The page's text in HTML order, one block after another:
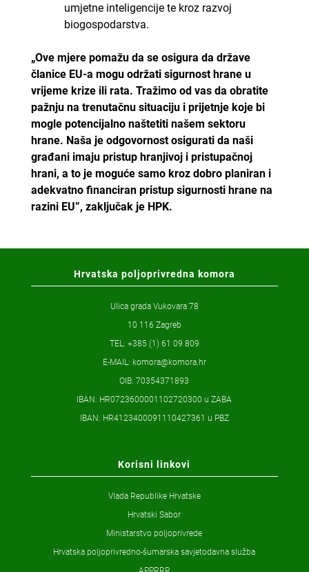
umjetne inteligencije te kroz razvoj
biogospodarstva.
„Ove mjere pomažu da se osigura da države
članice EU-a mogu održati sigurnost hrane u
vrijeme krize ili rata. Tražimo od vas da obratite
pažnju na trenutačnu situaciju i prijetnje koje bi
mogle potencijalno naštetiti našem sektoru
hrane. Naša je odgovornost osigurati da naši
građani imaju pristup hranjivoj i pristupačnoj
hrani, a to je moguće samo kroz dobro planiran i
adekvatno financiran pristup sigurnosti hrane na
razini EU”, zaključak je HPK.
Hrvatska poljoprivredna komora
Ulica grada Vukovara 78
10 116 Zagreb
TEL: +385 (1) 61 09 809
E-MAIL: komora@komora.hr
OIB: 70354371893
IBAN: HR0723600001102720300 u ZABA
IBAN: HR4123400091110427361 u PBZ
Korisni linkovi
Vlada Republike Hrvatske
Hrvatski Sabor
Ministarstvo poljoprivrede
Hrvatska poljoprivredno-šumarska savjetodavna služba